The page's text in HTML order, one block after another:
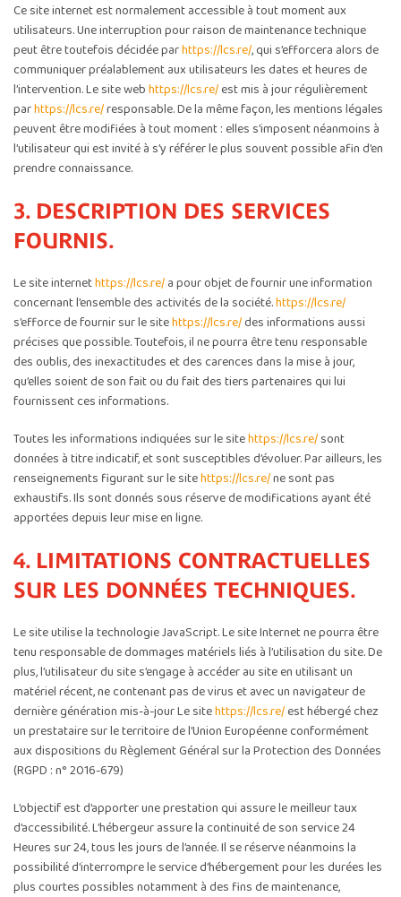
Ce site internet est normalement accessible à tout moment aux
utilisateurs. Une interruption pour raison de maintenance technique
peut être toutefois décidée parhttps://lcs.re/, qui s’efforcera alors de
communiquer préalablement aux utilisateurs les dates et heures de
l’intervention. Le site webhttps://lcs.re/est mis à jour régulièrement
parhttps://lcs.re/responsable. De la même façon, les mentions légales
peuvent être modifiées à tout moment : elles s’imposent néanmoins à
l’utilisateur qui est invité à s’y référer le plus souvent possible afin d’en
prendre connaissance.
3. DESCRIPTION DES SERVICES
FOURNIS.
Le site internethttps://lcs.re/a pour objet de fournir une information
concernant l’ensemble des activités de la société.https://lcs.re/
s’efforce de fournir sur le sitehttps://lcs.re/des informations aussi
précises que possible. Toutefois, il ne pourra être tenu responsable
des oublis, des inexactitudes et des carences dans la mise à jour,
qu’elles soient de son fait ou du fait des tiers partenaires qui lui
fournissent ces informations.
Toutes les informations indiquées sur le sitehttps://lcs.re/sont
données à titre indicatif, et sont susceptibles d’évoluer. Par ailleurs, les
renseignements figurant sur le sitehttps://lcs.re/ne sont pas
exhaustifs. Ils sont donnés sous réserve de modifications ayant été
apportées depuis leur mise en ligne.
4. LIMITATIONS CONTRACTUELLES
SUR LES DONNÉES TECHNIQUES.
Le site utilise la technologie JavaScript. Le site Internet ne pourra être
tenu responsable de dommages matériels liés à l’utilisation du site. De
plus, l’utilisateur du site s’engage à accéder au site en utilisant un
matériel récent, ne contenant pas de virus et avec un navigateur de
dernière génération mis-à-jour Le sitehttps://lcs.re/est hébergé chez
un prestataire sur le territoire de l’Union Européenne conformément
aux dispositions du Règlement Général sur la Protection des Données
(RGPD : n° 2016-679)
L’objectif est d’apporter une prestation qui assure le meilleur taux
d’accessibilité. L’hébergeur assure la continuité de son service 24
Heures sur 24, tous les jours de l’année. Il se réserve néanmoins la
possibilité d’interrompre le service d’hébergement pour les durées les
plus courtes possibles notamment à des fins de maintenance,